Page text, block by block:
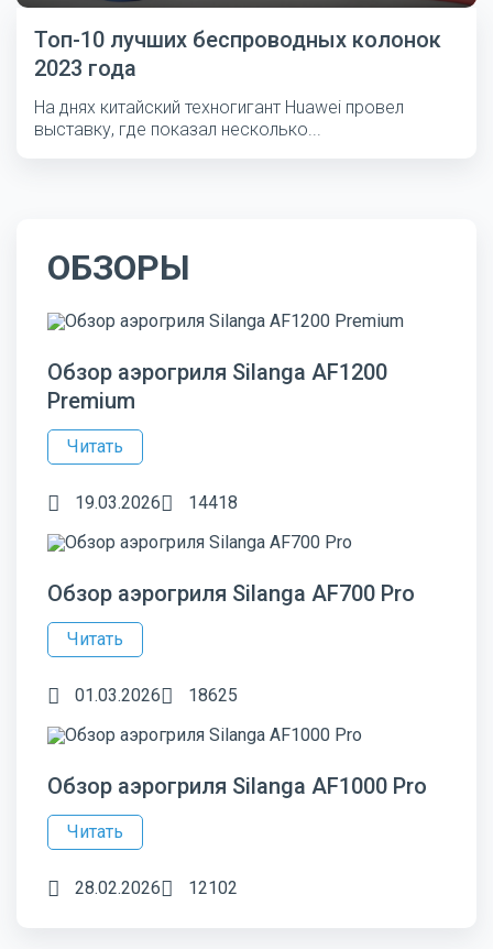
Топ-10 лучших беспроводных колонок
2023 года
На днях китайский техногигант Huawei провел
выставку, где показал несколько...
ОБЗОРЫ
Обзор аэрогриля Silanga AF1200
Premium
Читать
19.03.2026 14418
Обзор аэрогриля Silanga AF700 Pro
Читать
01.03.2026 18625
Обзор аэрогриля Silanga AF1000 Pro
Читать
28.02.2026 12102